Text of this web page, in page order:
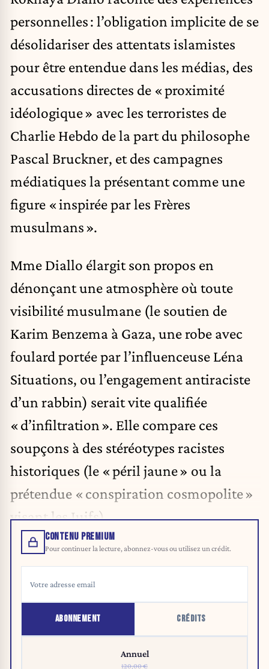
personnelles : l’obligation implicite de se
désolidariser des attentats islamistes
pour être entendue dans les médias, des
accusations directes de « proximité
idéologique » avec les terroristes de
Charlie Hebdo de la part du philosophe
Pascal Bruckner, et des campagnes
médiatiques la présentant comme une
figure « inspirée par les Frères
musulmans ».
Mme Diallo élargit son propos en
dénonçant une atmosphère où toute
visibilité musulmane (le soutien de
Karim Benzema à Gaza, une robe avec
foulard portée par l’influenceuse Léna
Situations, ou l’engagement antiraciste
d’un rabbin) serait vite qualifiée
« d’infiltration ». Elle compare ces
soupçons à des stéréotypes racistes
historiques (le « péril jaune » ou la
prétendue « conspiration cosmopolite »
visant les Juifs).
CONTENU PREMIUM
Pour continuer la lecture, abonnez-vous ou utilisez un crédit.
ABONNEMENT CRÉDITS
Annuel
120,00 €